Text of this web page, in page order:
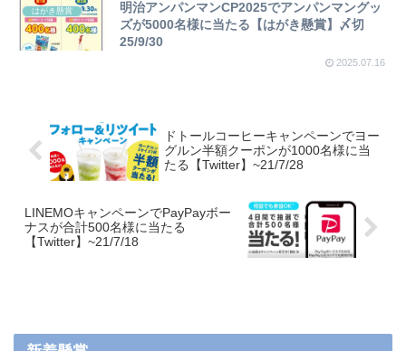
はがき懸賞
明治アンパンマンCP2025でアンパンマングッ
ズが5000名様に当たる【はがき懸賞】〆切
25/9/30
2025.07.16
ドトールコーヒーキャンペーンでヨー
グルン半額クーポンが1000名様に当
たる【Twitter】~21/7/28
LINEMOキャンペーンでPayPayボー
ナスが合計500名様に当たる
【Twitter】~21/7/18